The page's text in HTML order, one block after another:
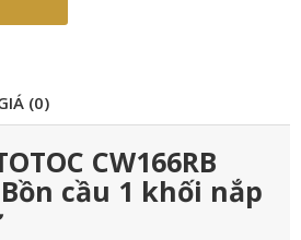
(0)
CW166RB
Bồn cầu 1 khối nắp